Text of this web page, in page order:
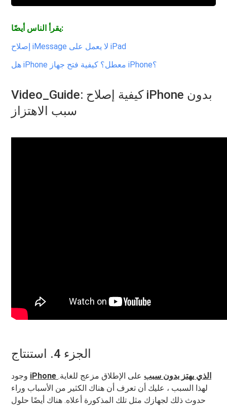
يقرأ الناس أيضًا:
إصلاح iMessage لا يعمل على iPad
هل iPhone معطل؟ كيفية فتح جهاز iPhone؟
Video_Guide: كيفية إصلاح iPhone بدون
سبب الاهتزاز
الجزء 4. استنتاج
iPhone الذي يهتز بدون سبب على الإطلاق مزعج للغاية.
لهذا السبب ، عليك أن تعرف أن هناك الكثير من الأسباب وراء
حدوث ذلك لجهازك مثل تلك المذكورة أعلاه. هناك أيضًا حلول